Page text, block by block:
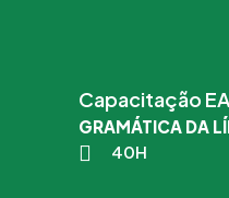
Capacitação
GRAMÁTICA DA
40H